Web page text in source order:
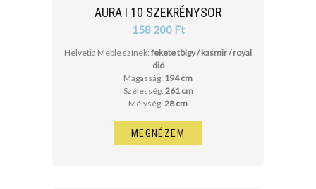
AURA I 10 SZEKRÉNYSOR
158 200 Ft
Helvetia Meble színek: fekete tölgy / kasmir / royal
dió
Magasság: 194 cm
Szélesség: 261 cm
Mélység: 28 cm
MEGNÉZEM